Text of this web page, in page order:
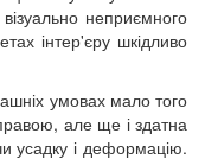
неприємного
інтер'єру шкідливо
умовах мало того
але ще і здатна
усадку і деформацію.